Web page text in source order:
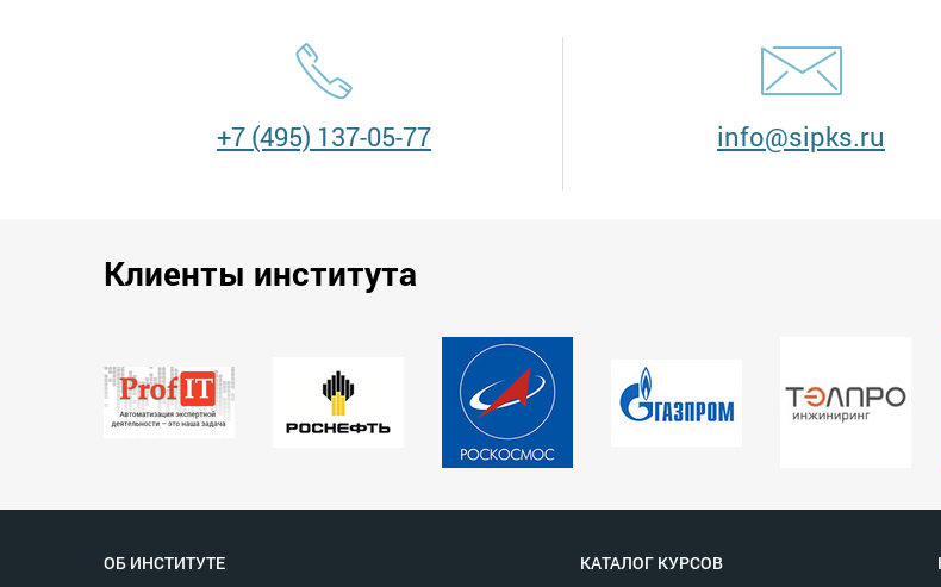
+7 (495) 137-05-77 info@sipks.ru
Клиенты института
ОБ ИНСТИТУТЕ КАТАЛОГ КУРСОВ